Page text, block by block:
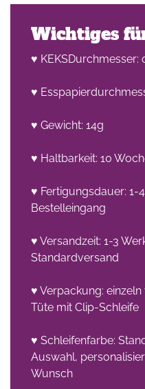
Wichtiges
♥ KEKSDurchmesser:
♥
♥ Gewicht: 14g
♥ Haltbarkeit: 10
♥ Fertigungsdauer: 1-
Bestelleingang
♥ Versandzeit: 1-3
Standardversand
♥ Verpackung:
Tüte mit Clip-Schleife
♥ Schleifenfarbe:
Auswahl,
Wunsch